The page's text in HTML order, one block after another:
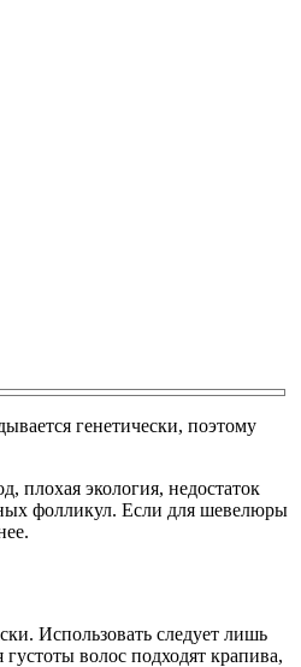
генетически, поэтому
плохая экология, недостаток
фолликул. Если для шевелюры
Использовать следует лишь
волос подходят крапива,